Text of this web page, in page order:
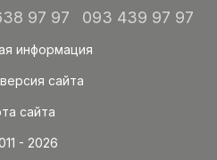
97 97 093 439 97 97
информация
сайта
сайта
- 2026